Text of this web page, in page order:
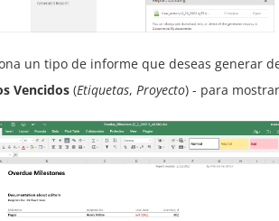
un tipo de informe que deseas generar
Vencidos (Etiquetas, Proyecto) - para